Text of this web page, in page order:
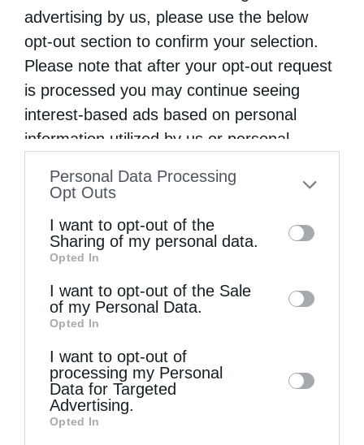
advertising by us, please use the below
opt-out section to confirm your selection.
Please note that after your opt-out request
is processed you may continue seeing
interest-based ads based on personal
information utilized by us or personal
to your opt-out. You may separately opt-out
information by third parties on the IAB’s list
of downstream participants. This
information may also be disclosed by us to
third parties on theIAB’s List of
Downstream Participants
disclose it to other third parties.
Personal Data Processing
Opt Outs
I want to opt-out of the
Sharing of my personal data.
Opted In
I want to opt-out of the Sale
of my Personal Data.
Opted In
I want to opt-out of
processing my Personal
Data for Targeted
Advertising.
Opted In
Συνόδου. Στα κηρύγματά του αποκαλούσε
τον βασιλιά «ψωριάρικο γίδι» και έλεγε ότι
έπρεπε «να βαπτισθεί ή να εξοριστεί».